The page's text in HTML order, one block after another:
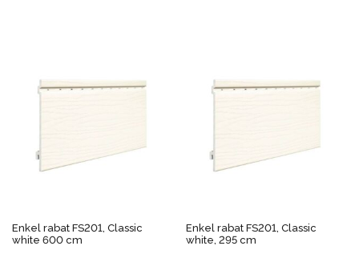
Enkel rabat FS201, Classic
white 600 cm
Enkel rabat FS201, Classic
white, 295 cm